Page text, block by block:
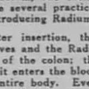
çerezler,
yer alan